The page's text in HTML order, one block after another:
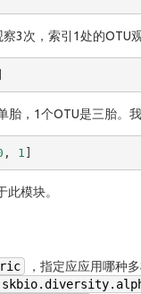
3次，索引1处的OTU
，1个OTU是三胎。
, 1 ]
模块。
，指定应应用哪种